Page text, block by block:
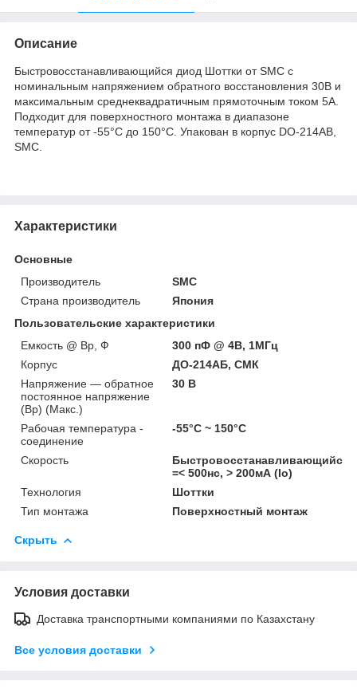
Описание
Быстровосстанавливающийся диод Шоттки от SMC с
номинальным напряжением обратного восстановления 30В и
максимальным среднеквадратичным прямоточным током 5А.
Подходит для поверхностного монтажа в диапазоне
температур от -55°C до 150°C. Упакован в корпус DO-214AB,
SMC.
Характеристики
Основные
Производитель
SMC
Страна производитель
Япония
Пользовательские характеристики
Емкость @ Вр, Ф
300 пФ @ 4В, 1МГц
Корпус
ДО-214АБ, СМК
Напряжение — обратное
постоянное напряжение
(Вр) (Макс.)
30 В
Рабочая температура -
соединение
-55°С ~ 150°С
Скорость
Быстровосстанавливающийся
=< 500нс, > 200мА (Io)
Технология
Шоттки
Тип монтажа
Поверхностный монтаж
Скрыть
Условия доставки
Доставка транспортными компаниями по Казахстану
Все условия доставки